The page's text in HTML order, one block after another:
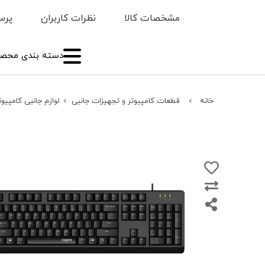
دسته بندی
مشخصات کالا نظرات کاربران
خانه قطعات کامپیوتر و تجهیزات جانبی لوازم جانبی